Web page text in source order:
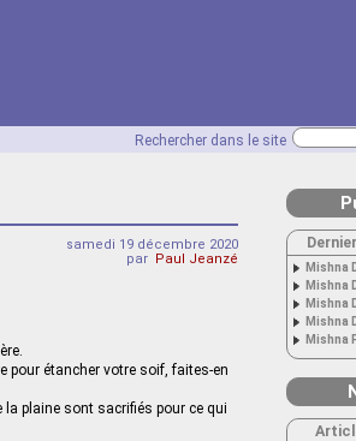
Rechercher dans le site
samedi 19 décembre 2020
par Paul Jeanzé
pour étancher votre soif, faites-en
la plaine sont sacrifiés pour ce qui
Mishna
Mishna
Mishna
Mishna
Mishna